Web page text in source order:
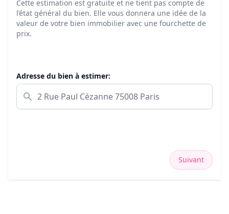
Cette estimation est gratuite et ne tient pas compte de
l’état général du bien. Elle vous donnera une idée de la
valeur de votre bien immobilier avec une fourchette de
prix.
Adresse du bien à estimer:
Suivant